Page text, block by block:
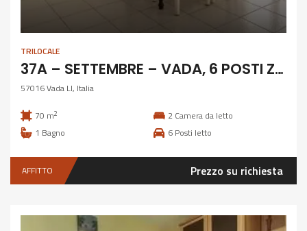
TRILOCALE
37A – SETTEMBRE – VADA, 6 POSTI ZONA BARCACCINA
57016 Vada LI, Italia
70 m2 2 Camera da letto
1 Bagno 6 Posti letto
AFFITTO Prezzo su richiesta